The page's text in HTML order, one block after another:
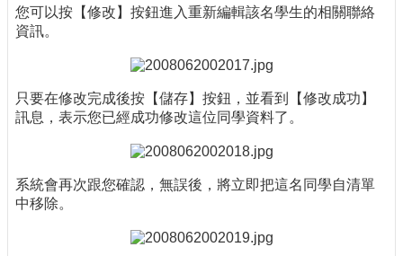
您可以按【修改】按鈕進入重新編輯該名學生的相關聯絡
資訊。
只要在修改完成後按【儲存】按鈕，並看到【修改成功】
訊息，表示您已經成功修改這位同學資料了。
系統會再次跟您確認，無誤後，將立即把這名同學自清單
中移除。